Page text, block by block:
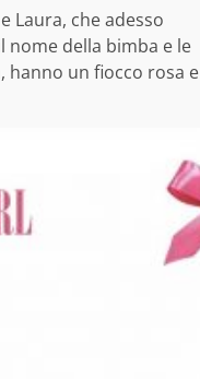
Laura, che adesso
nome della bimba e le
hanno un fiocco rosa e